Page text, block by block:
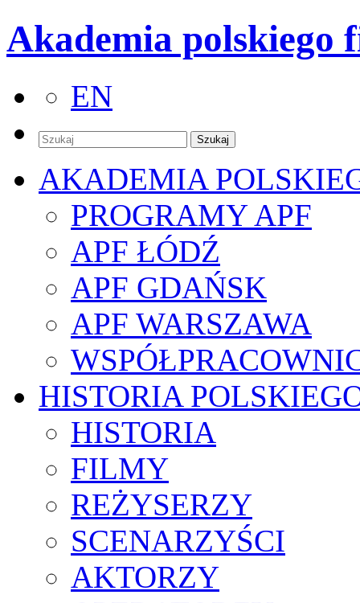
Akademia polskiego
EN
AKADEMIA
PROGRAMY APF
APF ŁÓDŹ
APF GDAŃSK
APF WARSZAWA
HISTORIA
HISTORIA
FILMY
REŻYSERZY
SCENARZYŚCI
AKTORZY